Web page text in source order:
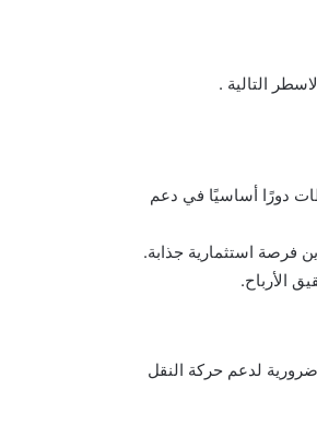
التالية .
دورًا أساسيًا في دعم
فرصة استثمارية جذابة.
الأرباح.
لدعم حركة النقل